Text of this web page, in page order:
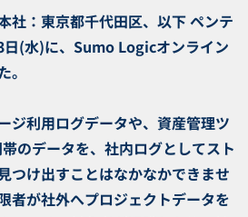
社：東京都千代田区、以下 ペンテ
日(水)に、Sumo Logicオンライン
ジ利用ログデータや、資産管理ツ
のデータを、社内ログとしてスト
つけ出すことはなかなかできませ
者が社外へプロジェクトデータを